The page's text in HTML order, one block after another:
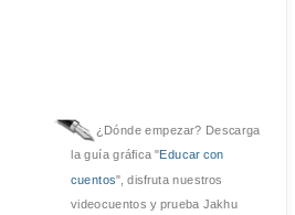
¿Dónde empezar? Descarga
la guía gráfica "Educar con
cuentos", disfruta nuestros
videocuentos y prueba Jakhu